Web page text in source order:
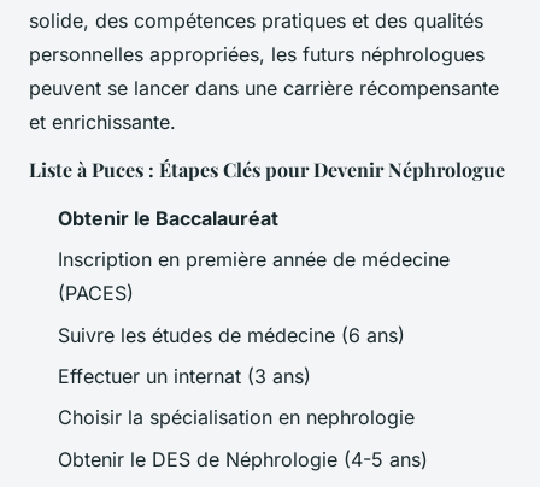
solide, des compétences pratiques et des qualités
personnelles appropriées, les futurs néphrologues
peuvent se lancer dans une carrière récompensante
et enrichissante.
Liste à Puces : Étapes Clés pour Devenir Néphrologue
Obtenir le Baccalauréat
Inscription en première année de médecine
(PACES)
Suivre les études de médecine (6 ans)
Effectuer un internat (3 ans)
Choisir la spécialisation en nephrologie
Obtenir le DES de Néphrologie (4-5 ans)